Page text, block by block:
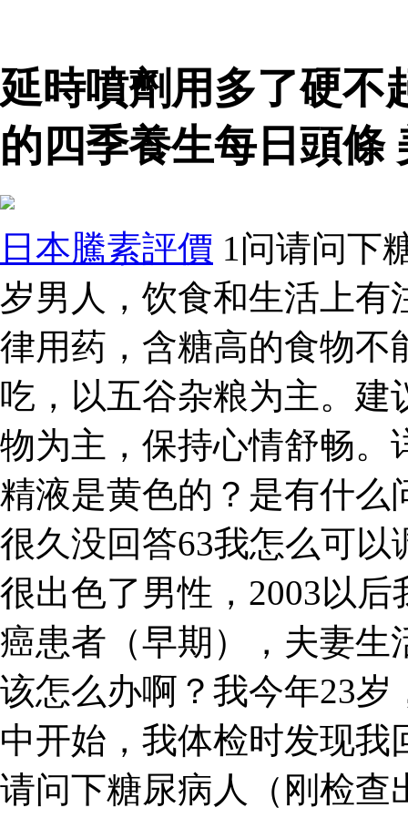
延時噴劑用多了硬不
的四季養生每日頭條
日本騰素評價 1问请问下
岁男人，饮食和生活上有
律用药，含糖高的食物不
吃，以五谷杂粮为主。建
物为主，保持心情舒畅。
精液是黄色的？是有什么
很久没回答63我怎么可
很出色了男性，2003以
癌患者（早期），夫妻生
该怎么办啊？我今年23
中开始，我体检时发现我
请问下糖尿病人（刚检查